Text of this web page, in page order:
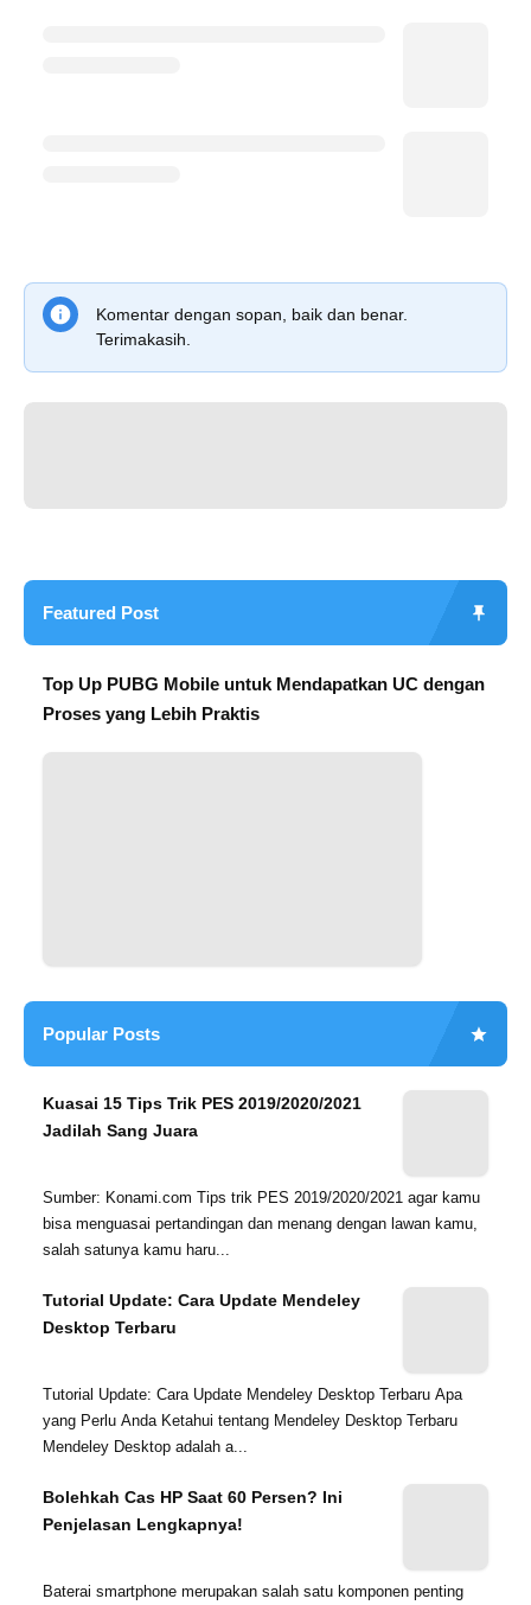
Komentar dengan sopan, baik dan benar.
Terimakasih.
Featured Post
Top Up PUBG Mobile untuk Mendapatkan UC dengan
Proses yang Lebih Praktis
Popular Posts
Kuasai 15 Tips Trik PES 2019/2020/2021
Jadilah Sang Juara
Sumber: Konami.com Tips trik PES 2019/2020/2021 agar kamu
bisa menguasai pertandingan dan menang dengan lawan kamu,
salah satunya kamu haru...
Tutorial Update: Cara Update Mendeley
Desktop Terbaru
Tutorial Update: Cara Update Mendeley Desktop Terbaru Apa
yang Perlu Anda Ketahui tentang Mendeley Desktop Terbaru
Mendeley Desktop adalah a...
Bolehkah Cas HP Saat 60 Persen? Ini
Penjelasan Lengkapnya!
Baterai smartphone merupakan salah satu komponen penting